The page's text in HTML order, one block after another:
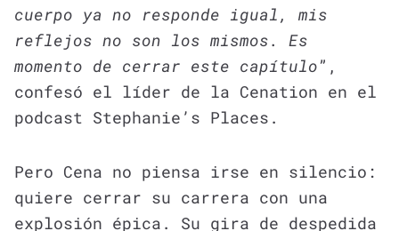
cuerpo ya no responde igual, mis
reflejos no son los mismos. Es
momento de cerrar este capítulo”,
confesó el líder de la Cenation en el
podcast Stephanie’s Places.
Pero Cena no piensa irse en silencio:
quiere cerrar su carrera con una
explosión épica. Su gira de despedida